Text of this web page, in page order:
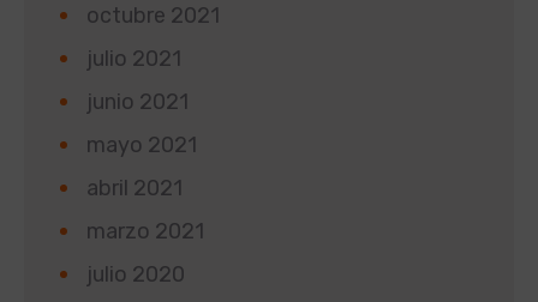
octubre 2021
julio 2021
junio 2021
mayo 2021
abril 2021
marzo 2021
julio 2020